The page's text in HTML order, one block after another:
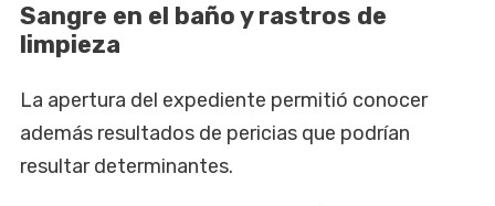
Sangre en el baño y rastros de
limpieza
La apertura del expediente permitió conocer
además resultados de pericias que podrían
resultar determinantes.